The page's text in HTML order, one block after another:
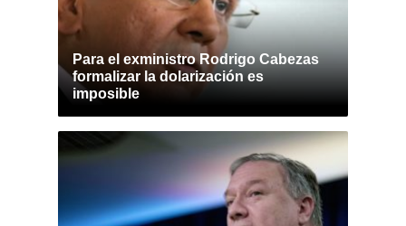
Para el exministro Rodrigo Cabezas
formalizar la dolarización es
imposible